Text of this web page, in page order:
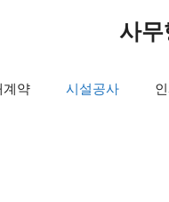
사무
계약 시설공사